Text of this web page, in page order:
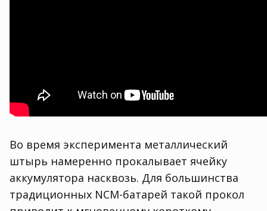
Во время эксперимента металлический
штырь намеренно прокалывает ячейку
аккумулятора насквозь. Для большинства
традиционных NCM-батарей такой прокол